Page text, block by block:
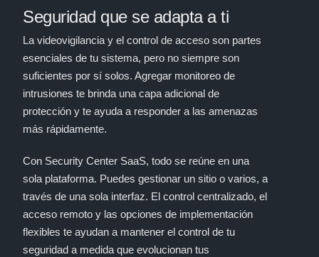
Seguridad que se adapta a ti
La videovigilancia y el control de acceso son partes
esenciales de tu sistema, pero no siempre son
suficientes por sí solos. Agregar monitoreo de
intrusiones te brinda una capa adicional de
protección y te ayuda a responder a las amenazas
más rápidamente.
Con Security Center SaaS, todo se reúne en una
sola plataforma. Puedes gestionar un sitio o varios, a
través de una sola interfaz. El control centralizado, el
acceso remoto y las opciones de implementación
flexibles te ayudan a mantener el control de tu
seguridad a medida que evolucionan tus